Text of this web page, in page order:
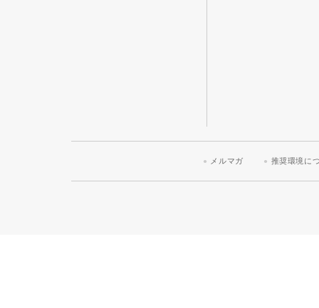
メルマガ 推奨環境に